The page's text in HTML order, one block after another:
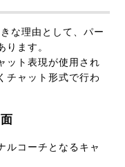
な理由として、パー
ります。
ット表現が使用され
チャット形式で行わ
ルコーチとなるキャ